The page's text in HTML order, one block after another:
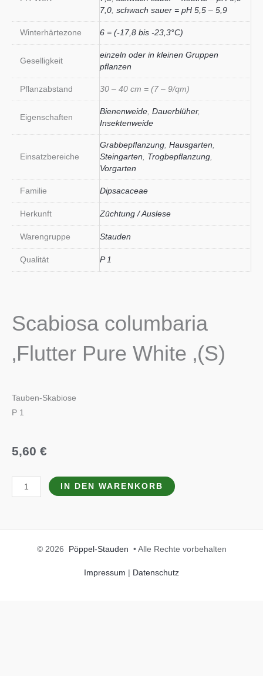
7,0 schwach sauer = pH 5,5 – 5,9
Winterhärtezone 6 = (-17,8 bis -23,3°C)
Geselligkeit
einzeln oder in kleinen Gruppen
pflanzen
Pflanzabstand 30 – 40 cm = (7 – 9/qm)
Eigenschaften
Bienenweide Dauerblüher,
Insektenweide
Einsatzbereiche
Grabbepflanzung Hausgarten
Steingarten
Trogbepflanzung
Vorgarten
Familie Dipsacaceae
Herkunft Züchtung / Auslese
Warengruppe Stauden
Qualität P 1
Scabiosa columbaria
‚Flutter Pure White ‚(S)
Tauben-Skabiose
P 1
5,60 €
Scabiosa
columbaria
IN DEN WARENKORB
© 2026 Pöppel-Stauden • Alle Rechte vorbehalten
Impressum | Datenschutz